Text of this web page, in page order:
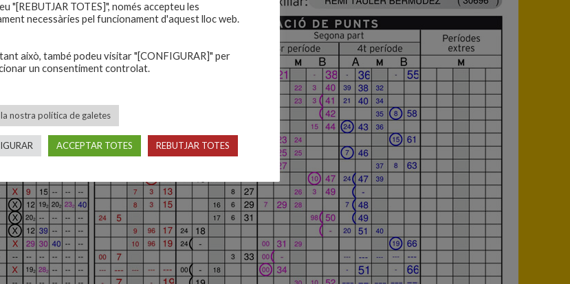
"[REBUTJAR TOTES]", només accepteu les
necessàries pel funcionament d'aquest lloc web.
això, també podeu visitar "[CONFIGURAR]" per
un consentiment controlat.
nostra política de galetes
ACCEPTAR TOTES REBUTJAR TOTES